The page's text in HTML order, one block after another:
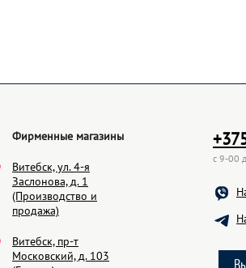
с 9-00
Фирменные магазины
Витебск, ул. 4-я
Заслонова, д. 1
(Производство и
продажа)
Витебск, пр-т
Московский, д. 103